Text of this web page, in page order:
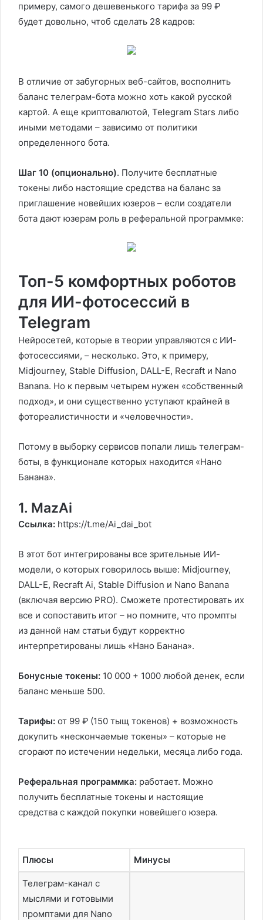
примеру, самого дешевенького тарифа за 99 ₽
будет довольно, чтоб сделать 28 кадров:
В отличие от забугорных веб-сайтов, восполнить
баланс телеграм-бота можно хоть какой русской
картой. А еще криптовалютой, Telegram Stars либо
иными методами – зависимо от политики
определенного бота.
Шаг 10 (опционально). Получите бесплатные
токены либо настоящие средства на баланс за
приглашение новейших юзеров – если создатели
бота дают юзерам роль в реферальной программке:
Топ-5 комфортных роботов
для ИИ-фотосессий в
Telegram
Нейросетей, которые в теории управляются с ИИ-
фотосессиями, – несколько. Это, к примеру,
Midjourney, Stable Diffusion, DALL-E, Recraft и Nano
Banana. Но к первым четырем нужен «собственный
подход», и они существенно уступают крайней в
фотореалистичности и «человечности».
Потому в выборку сервисов попали лишь телеграм-
боты, в функционале которых находится «Нано
Банана».
1. MazAi
Ссылка: https://t.me/Ai_dai_bot
В этот бот интегрированы все зрительные ИИ-
модели, о которых говорилось выше: Midjourney,
DALL-E, Recraft Ai, Stable Diffusion и Nano Banana
(включая версию PRO). Сможете протестировать их
все и сопоставить итог – но помните, что промпты
из данной нам статьи будут корректно
интерпретированы лишь «Нано Банана».
Бонусные токены: 10 000 + 1000 любой денек, если
баланс меньше 500.
Тарифы: от 99 ₽ (150 тыщ токенов) + возможность
докупить «нескончаемые токены» – которые не
сгорают по истечении недельки, месяца либо года.
Реферальная программка: работает. Можно
получить бесплатные токены и настоящие
средства с каждой покупки новейшего юзера.
Плюсы Минусы
Телеграм-канал с
мыслями и готовыми
промптами для Nano